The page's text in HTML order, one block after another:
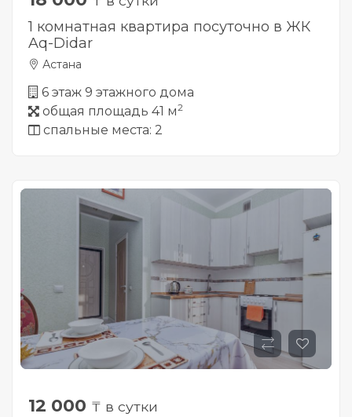
1 комнатная квартира посуточно в ЖК
Aq-Didar
Астана
6 этаж 9 этажного дома
общая площадь 41 м2
спальные места: 2
12 000 ₸ в сутки